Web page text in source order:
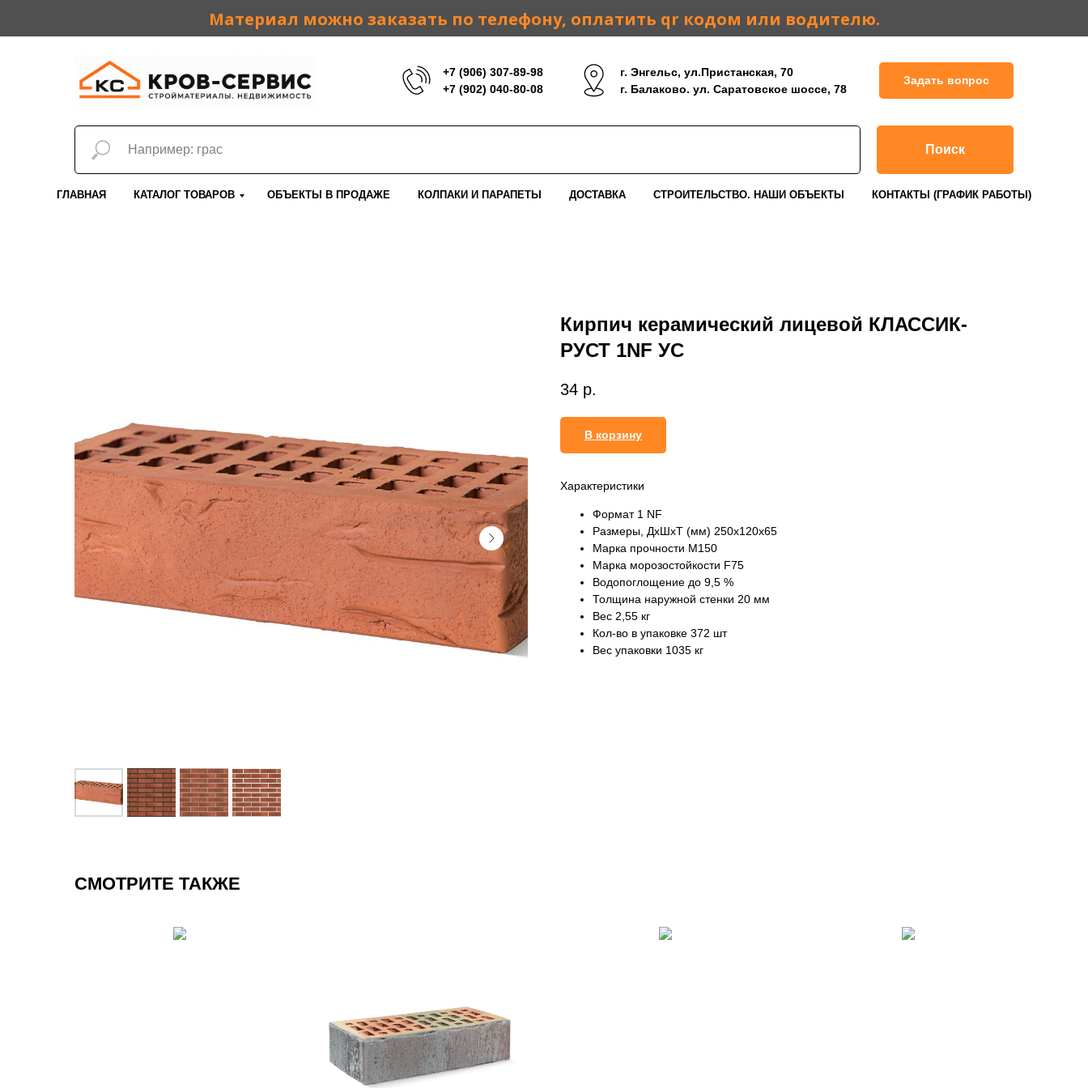
Материал можно заказать по телефону, оплатить qr кодом или водителю.
+7 (906) 307-89-98
+7 (902) 040-80-08
г. Энгельс, ул.Пристанская, 70
г. Балаково. ул. Саратовское шоссе, 78
Задать вопрос
Поиск
ГЛАВНАЯ КАТАЛОГ ТОВАРОВ ОБЪЕКТЫ В ПРОДАЖЕ КОЛПАКИ И ПАРАПЕТЫ ДОСТАВКА СТРОИТЕЛЬСТВО. НАШИ ОБЪЕКТЫ КОНТАКТЫ (ГРАФИК РАБОТЫ)
Кирпич керамический лицевой КЛАССИК-
РУСТ 1NF УС
34 р.
В корзину
Характеристики
Формат 1 NF
Размеры, ДхШхТ (мм) 250х120х65
Марка прочности М150
Марка морозостойкости F75
Водопоглощение до 9,5 %
Толщина наружной стенки 20 мм
Вес 2,55 кг
Кол-во в упаковке 372 шт
Вес упаковки 1035 кг
СМОТРИТЕ ТАКЖЕ